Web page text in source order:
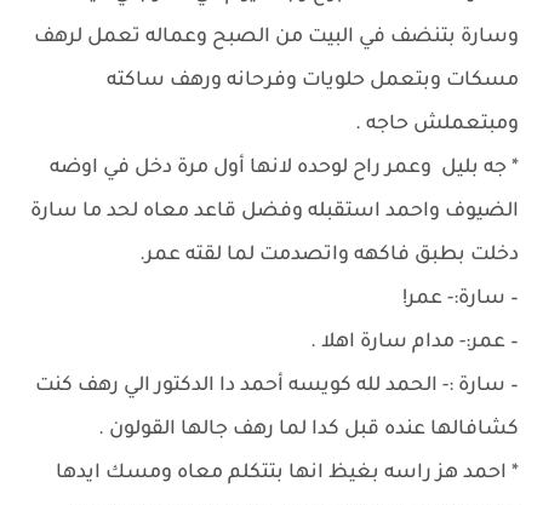
وسارة بتنضف في البيت من الصبح وعماله تعمل لرهف
مسكات وبتعمل حلويات وفرحانه ورهف ساكته
ومبتعملش حاجه .
* جه بليل وعمر راح لوحده لانها أول مرة دخل في اوضه
الضيوف واحمد استقبله وفضل قاعد معاه لحد ما سارة
دخلت بطبق فاكهه واتصدمت لما لقته عمر.
– سارة:- عمر!
– عمر:- مدام سارة اهلا .
– سارة :- الحمد لله كويسه أحمد دا الدكتور الي رهف كنت
كشافالها عنده قبل كدا لما رهف جالها القولون .
* احمد هز راسه بغيظ انها بتتكلم معاه ومسك ايدها